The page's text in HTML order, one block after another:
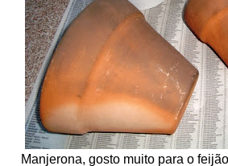
Manjerona, gosto muito para o